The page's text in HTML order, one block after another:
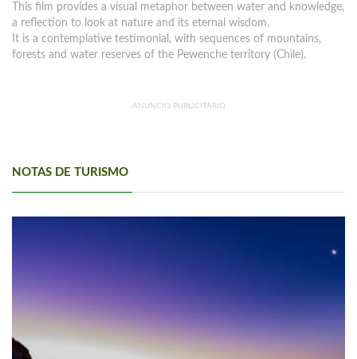
This film provides a visual metaphor between water and knowledge,
a reflection to look at nature and its eternal wisdom.
It is a contemplative testimonial, with sequences of mountains,
forests and water reserves of the Pewenche territory (Chile).
ANUNCIO PUBLICITARIO
NOTAS DE TURISMO